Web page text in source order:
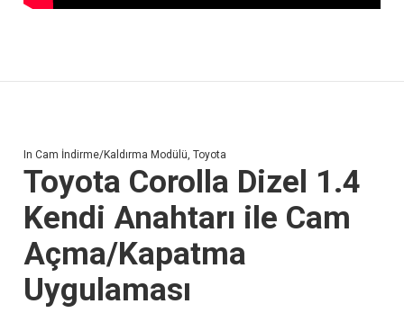
In Cam İndirme/Kaldırma Modülü Toyota
Toyota Corolla Dizel 1.4
Kendi Anahtarı ile Cam
Açma/Kapatma
Uygulaması